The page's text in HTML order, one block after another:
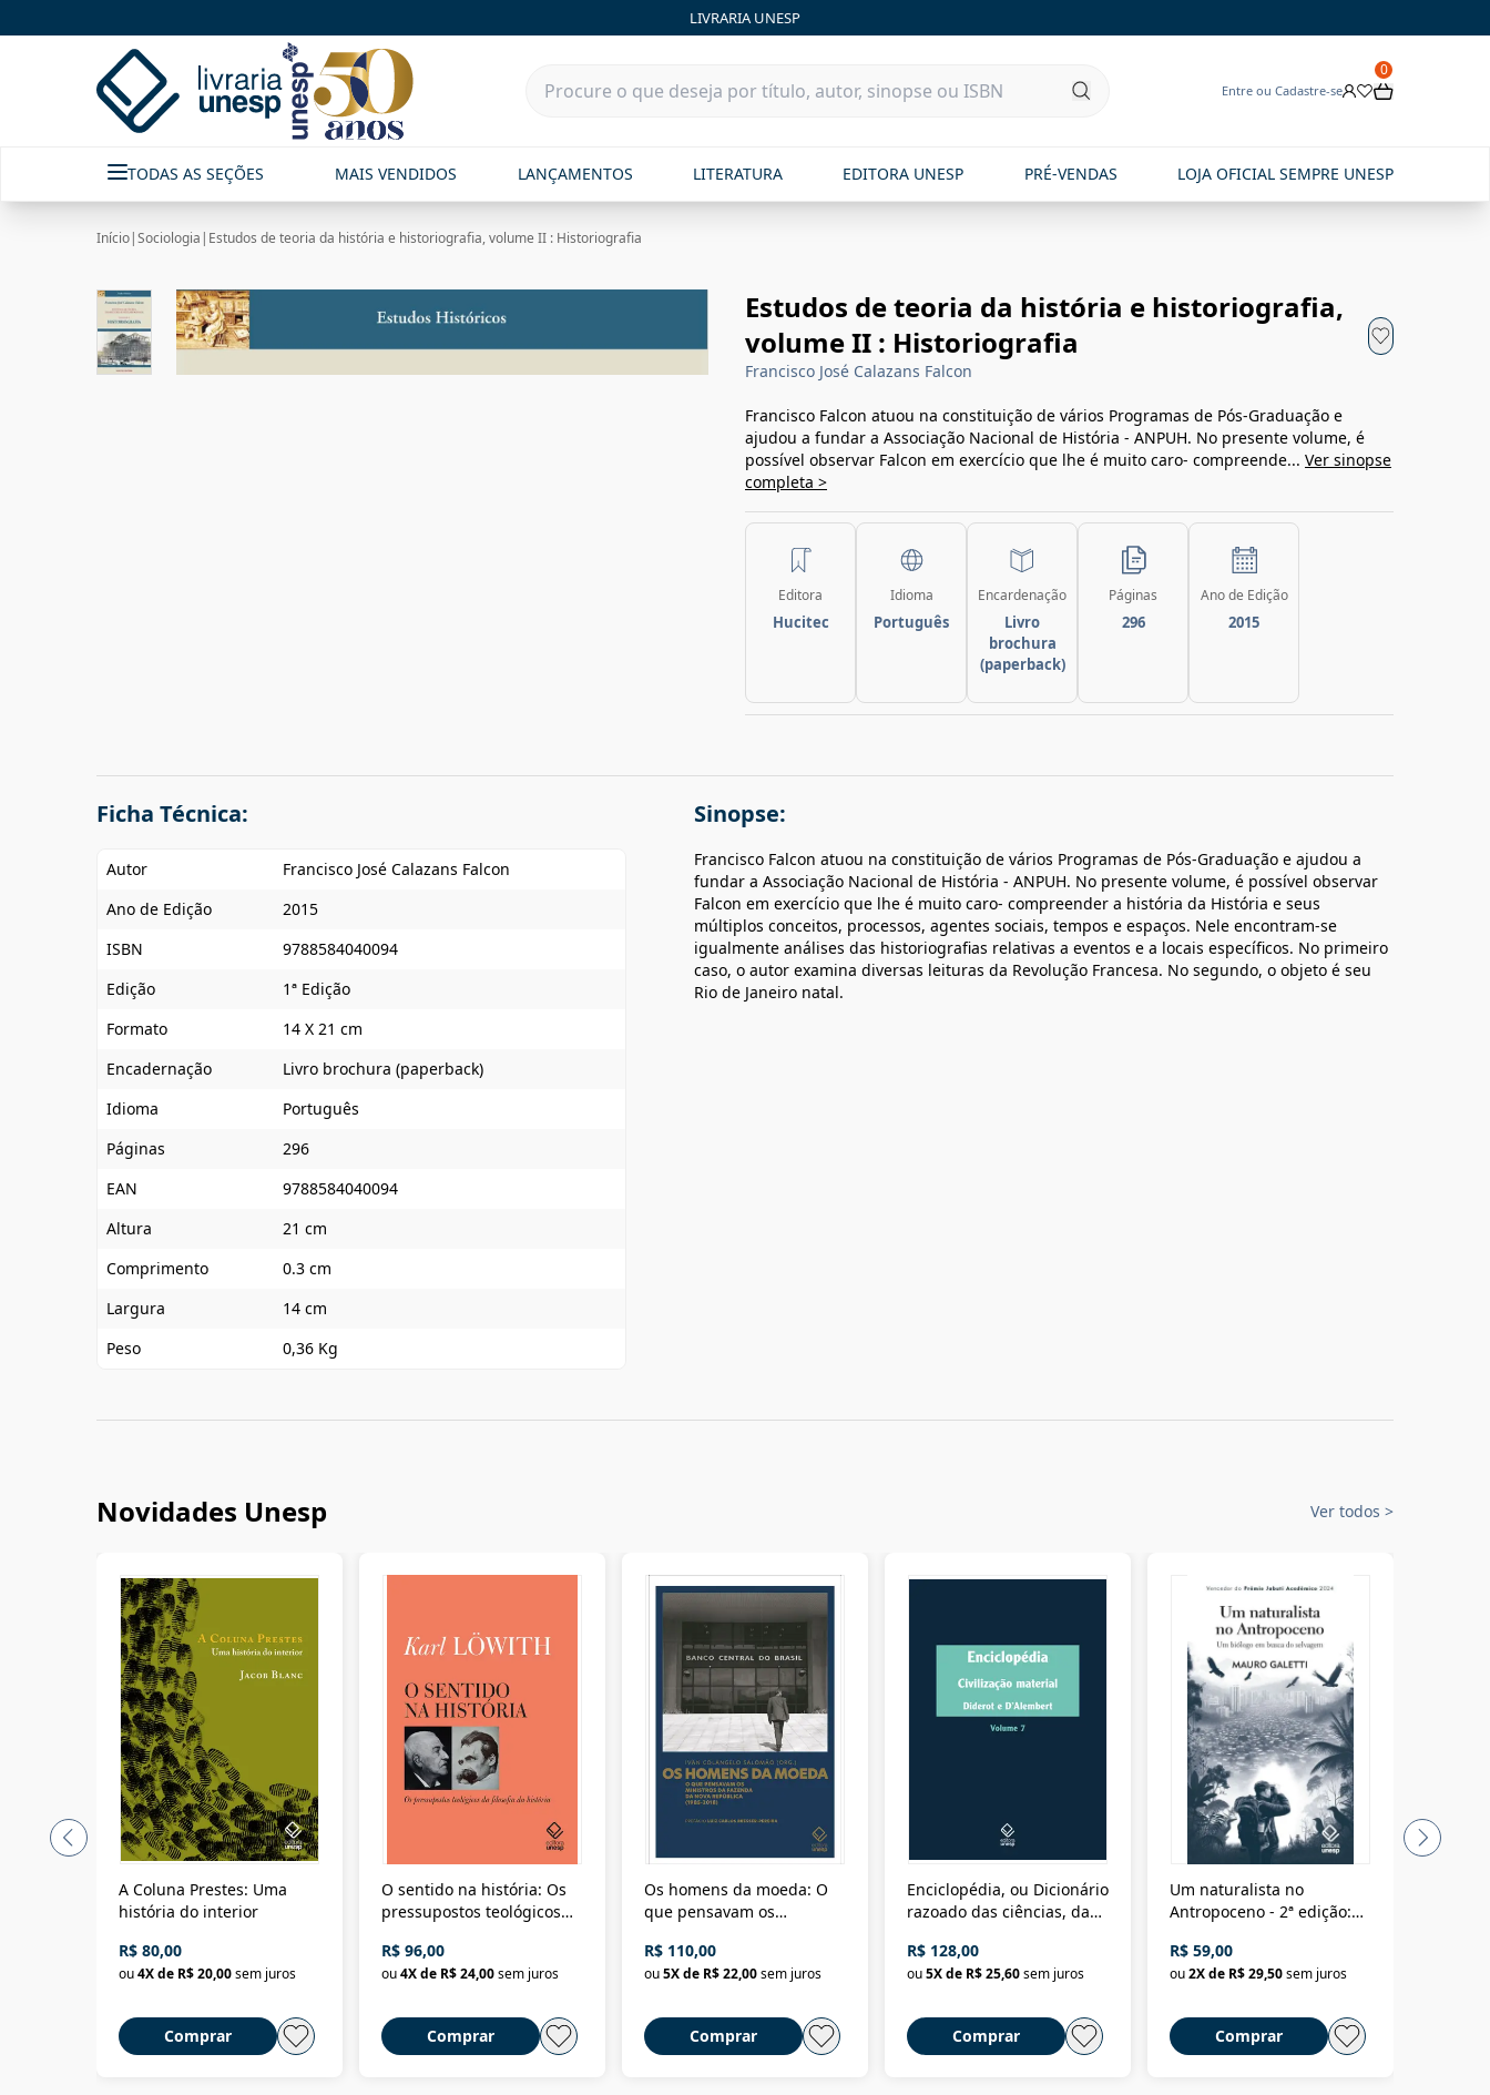
LIVRARIA UNESP
Entre ou Cadastre-se
0
TODAS AS SEÇÕES MAIS VENDIDOS LANÇAMENTOS LITERATURA EDITORA UNESP PRÉ-VENDAS LOJA OFICIAL SEMPRE UNESP
Início|Sociologia | Estudos de teoria da história e historiografia, volume II : Historiografia
Estudos de teoria da história e historiografia,
volume II : Historiografia
Francisco José Calazans Falcon
Francisco Falcon atuou na constituição de vários Programas de Pós-Graduação e
ajudou a fundar a Associação Nacional de História - ANPUH. No presente volume, é
possível observar Falcon em exercício que lhe é muito caro- compreende... Ver sinopse
completa >
Editora
Hucitec
Idioma
Português
Encardenação
Livro
brochura
(paperback)
Páginas
296
Ano de Edição
2015
Ficha Técnica:
Autor
Francisco José Calazans Falcon
Ano de Edição
2015
ISBN
9788584040094
Edição
1ª Edição
Formato
14 X 21 cm
Encadernação
Livro brochura (paperback)
Idioma
Português
Páginas
296
EAN
9788584040094
Altura
21 cm
Comprimento
0.3 cm
Largura
14 cm
Peso
0,36 Kg
Sinopse:
Francisco Falcon atuou na constituição de vários Programas de Pós-Graduação e ajudou a
fundar a Associação Nacional de História - ANPUH. No presente volume, é possível observar
Falcon em exercício que lhe é muito caro- compreender a história da História e seus
múltiplos conceitos, processos, agentes sociais, tempos e espaços. Nele encontram-se
igualmente análises das historiografias relativas a eventos e a locais específicos. No primeiro
caso, o autor examina diversas leituras da Revolução Francesa. No segundo, o objeto é seu
Rio de Janeiro natal.
Novidades Unesp Ver todos >
A Coluna Prestes: Uma
história do interior
R$ 80,00
ou4X de R$ 20,00sem juros
Comprar
O sentido na história: Os
pressupostos teológicos
R$ 96,00
ou4X de R$ 24,00sem juros
Comprar
Os homens da moeda: O
que pensavam os
Nova República (1985-
2018)
R$ 110,00
ou5X de R$ 22,00sem juros
Comprar
Enciclopédia, ou Dicionário
razoado das ciências, das
Civilização material
R$ 128,00
ou5X de R$ 25,60sem juros
Comprar
Um naturalista no
Antropoceno - 2ª edição:
selvagem
R$ 59,00
ou2X de R$ 29,50sem juros
Comprar